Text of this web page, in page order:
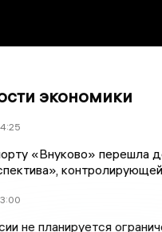
экономики
«Внуково» перешла
не планируется